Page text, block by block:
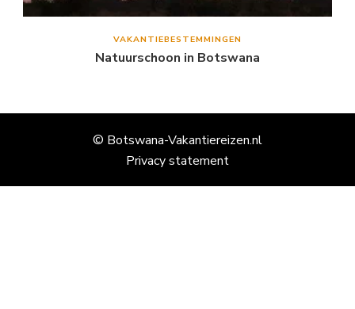
VAKANTIEBESTEMMINGEN
Natuurschoon in Botswana
© Botswana-Vakantiereizen.nl
Privacy statement